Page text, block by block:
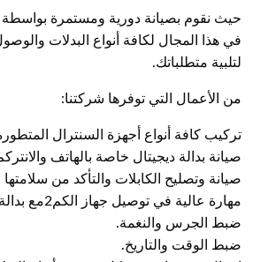
حيث نقوم بصيانة دورية ومستمرة
في هذا المجال لكافة أنواع البدلات
لتلبية متطلباتك.
من الأعمال التي توفرها شركتنا:
تركيب كافة أنواع أجهزة السنترال المتطورة
صيانة بدالة ديجيتال خاصة بالهاتف
صيانة وتصليح الكابلات والتأكد من سلامتها
مهارة عالية في توصيل جهاز الكم2مع بدالة الهاتف.
ضبط الجرس والنغمة.
ضبط الوقت والتاريخ.